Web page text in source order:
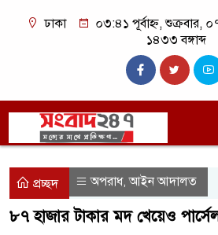
ঢাকা
০৩:৪১ পূর্বাহ্ন, শুক্রবার,
১৪৩৩ বঙ্গাব্দ
প্রচ্ছদ অপরাধ,আইন আদালত
৮৭ হাজার টাকার মদ খেয়েও